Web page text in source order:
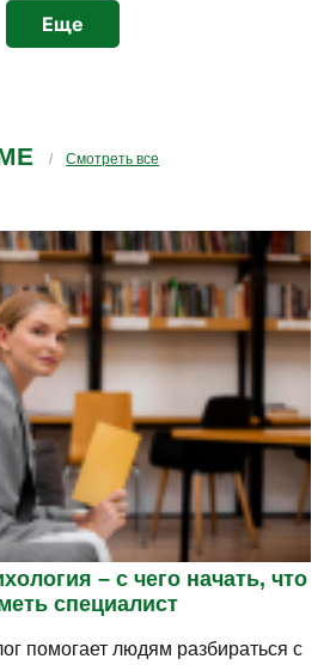
Еще
Смотреть все
– с чего начать, что
специалист
помогает людям разбираться с